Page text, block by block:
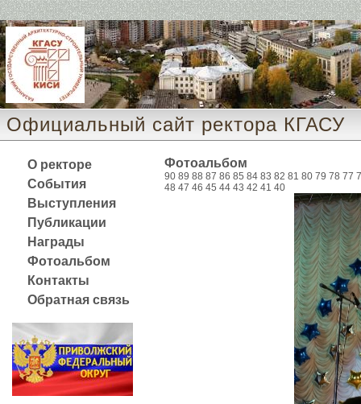
Официальный сайт ректора КГАСУ
О ректоре
События
Выступления
Публикации
Награды
Фотоальбом
Контакты
Обратная связь
Фотоальбом
90 89 88 87 86 85 84 83 82 81 80 79 78 77
48 47 46 45 44 43 42 41 40